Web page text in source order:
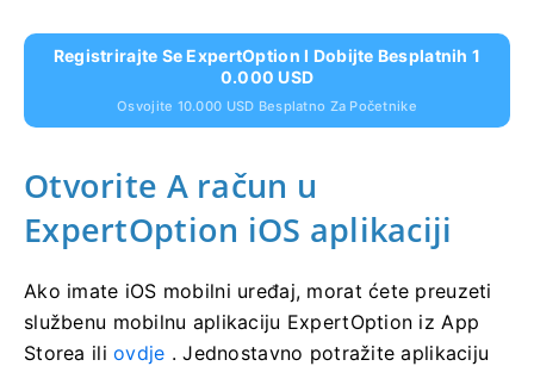
Registrirajte Se ExpertOption I Dobijte Besplatnih 1
0.000 USD
Osvojite 10.000 USD Besplatno Za Početnike
Otvorite A račun u
ExpertOption iOS aplikaciji
Ako imate iOS mobilni uređaj, morat ćete preuzeti
službenu mobilnu aplikaciju ExpertOption iz App
Storea iliovdje . Jednostavno potražite aplikaciju